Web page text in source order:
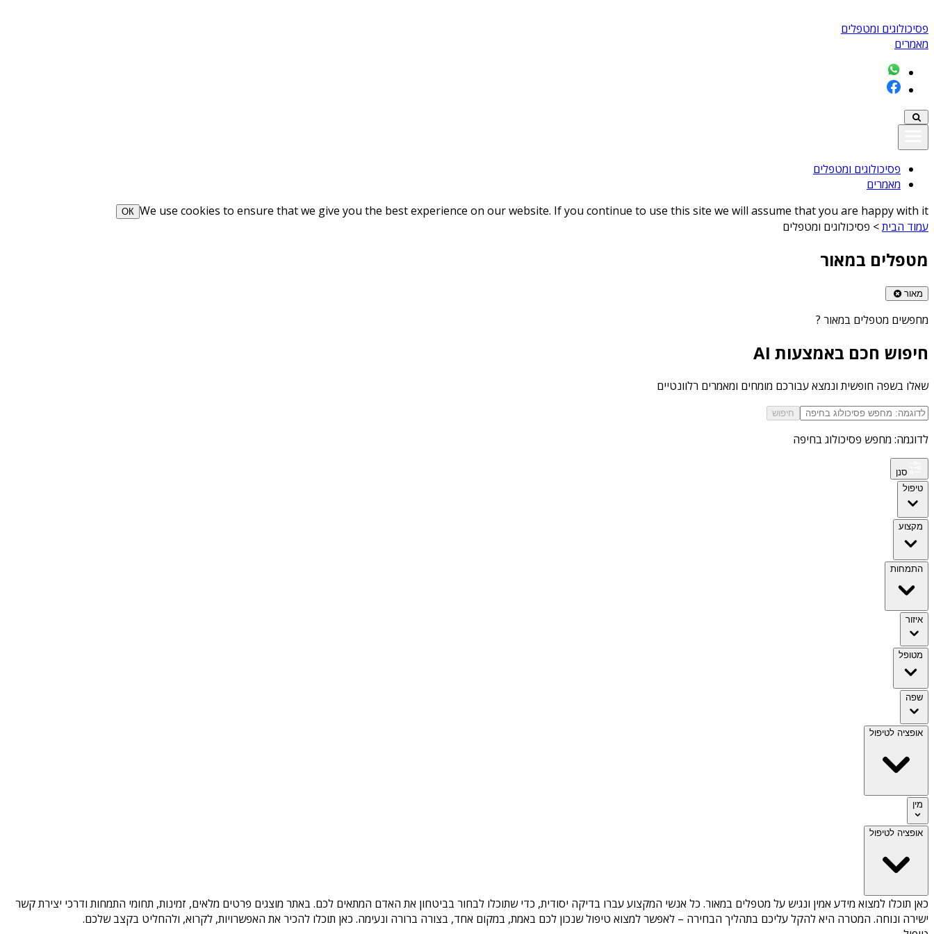
פסיכולוגים ומטפלים
מאמרים
פסיכולוגים ומטפלים
מאמרים
We use cookies to ensure that we give you the best experience on our website. If you continue to use this site we will assume that you are happy with it
ОК
עמוד הבית> פסיכולוגים ומטפלים
מטפלים במאור
מאור
מחפשים מטפלים במאור ?
חיפוש חכם באמצעות AI
שאלו בשפה חופשית ונמצא עבורכם מומחים ומאמרים רלוונטיים
חיפוש
לדוגמה: מחפש פסיכולוג בחיפה
סנן
טיפול
מקצוע
התמחות
איזור
מטופל
שפה
אופציה לטיפול
מין
אופציה לטיפול
כאן תוכלו למצוא מידע אמין ונגיש על מטפלים במאור. כל אנשי המקצוע עברו בדיקה יסודית, כדי שתוכלו לבחור בביטחון את האדם המתאים לכם. באתר מוצגים פרטים מלאים, זמינות, תחומי התמחות ודרכי יצירת קשר
ישירה ונוחה. המטרה היא להקל עליכם בתהליך הבחירה – לאפשר למצוא טיפול שנכון לכם באמת, במקום אחד, בצורה ברורה ונעימה. כאן תוכלו להכיר את האפשרויות, לקרוא, ולהחליט בקצב שלכם.